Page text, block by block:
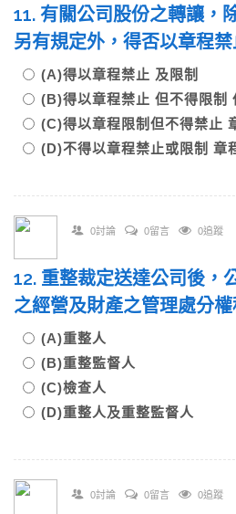
11. 有關公司股份之轉讓，
另有規定外，得否以章程
(A)得以章程禁止 及限制
(B)得以章程禁止 但不得限
(C)得以章程限制但不得禁止
(D)不得以章程禁止或限制 章
0討論 0留言 0追蹤
12. 重整裁定送達公司後，
之經營及財產之管理處分
(A)重整人
(B)重整監督人
(C)檢查人
(D)重整人及重整監督人
0討論 0留言 0追蹤